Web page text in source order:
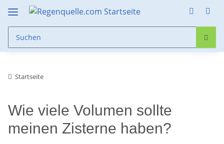
Startseite
Wie viele Volumen sollte
meinen Zisterne haben?